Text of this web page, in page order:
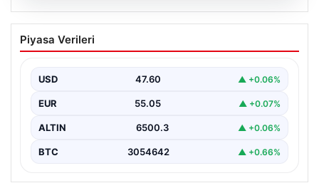
05.08.2026
Avcılar Belediyesi’ne operasyon. 12
şüpheli gözaltına alındı
Piyasa Verileri
USD 47.60 ▲ +0.06%
EUR 55.05 ▲ +0.07%
ALTIN 6500.3 ▲ +0.06%
BTC 3054642 ▲ +0.66%